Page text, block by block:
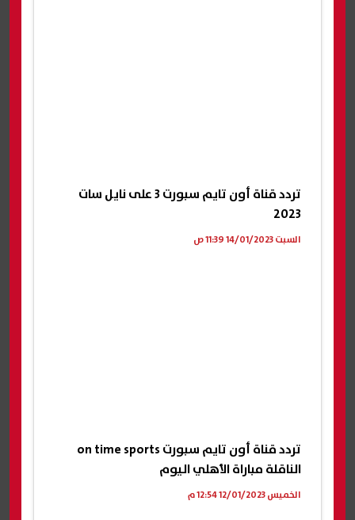
تردد قناة أون تايم سبورت 3 على نايل سات
2023
السبت 14/01/2023 11:39 ص
تردد قناة أون تايم سبورت on time sports
الناقلة مباراة الأهلي اليوم
الخميس 12/01/2023 12:54 م